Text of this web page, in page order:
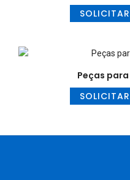
Peças